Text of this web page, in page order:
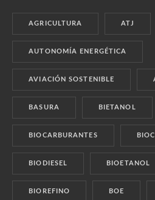
AGRICULTURA ATJ
AUTONOMÍA ENERGÉTICA
AVIACIÓN SOSTENIBLE
BASURA BIETANOL
BIOCARBURANTES
BIODIESEL BIOETANOL
BIOREFINO BOE